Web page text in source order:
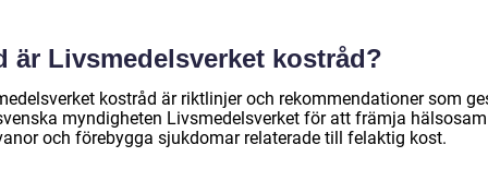
är Livsmedelsverket kostråd?
kostråd är riktlinjer och rekommendationer som
myndigheten Livsmedelsverket för att främja
och förebygga sjukdomar relaterade till felaktig kost.